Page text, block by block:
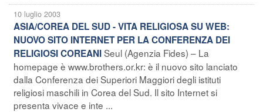
10 luglio 2003
ASIA/COREA DEL SUD - VITA RELIGIOSA SU WEB:
NUOVO SITO INTERNET PER LA CONFERENZA DEI
RELIGIOSI COREANISeul (Agenzia Fides) – La
homepage è www.brothers.or.kr: è il nuovo sito lanciato
dalla Conferenza dei Superiori Maggiori degli istituti
religiosi maschili in Corea del Sud. Il sito Internet si
presenta vivace e inte ...